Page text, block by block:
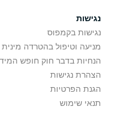
נגישות
נגישות בקמפוס
מניעה וטיפול בהטרדה מינית
הנחיות בדבר חוק חופש
הצהרת נגישות
הגנת הפרטיות
תנאי שימוש